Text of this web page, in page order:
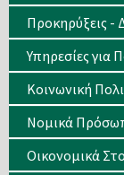
Προκηρύξεις -
Υπηρεσίες για
Κοινωνική
Νομικά
Οικονομικά